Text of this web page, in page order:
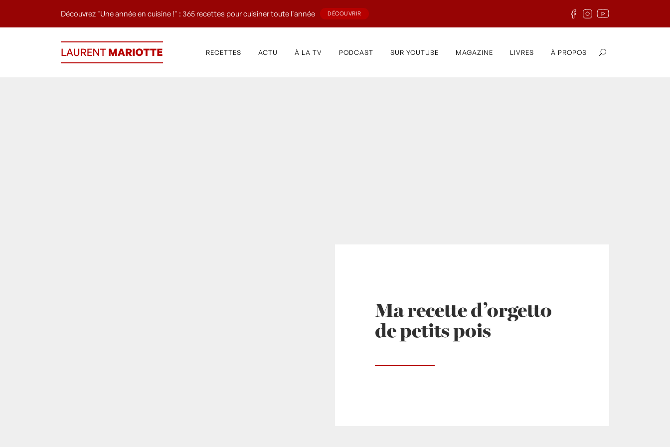
Découvrez "Une année en cuisine !" : 365 recettes pour cuisiner toute l'année DÉCOUVRIR
RECETTES ACTU À LA TV PODCAST SUR YOUTUBE MAGAZINE LIVRES À PROPOS
Ma recette d’orgetto
de petits pois